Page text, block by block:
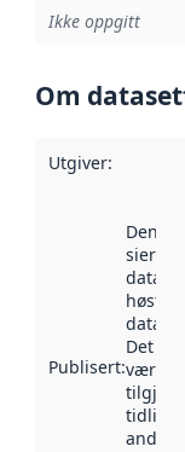
Ikke oppgitt
Om
Utgiver:
Publisert:
Denne
sier når
høstet
Det kan
vært
tidligere
andre